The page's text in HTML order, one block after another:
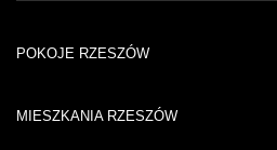
POKOJE RZESZÓW
MIESZKANIA RZESZÓW